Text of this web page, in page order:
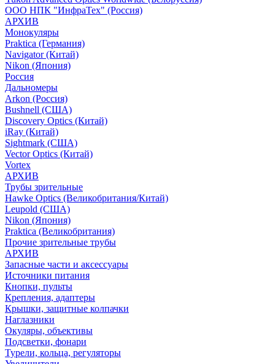
ООО НПК "ИнфраТех" (Россия)
АРХИВ
Монокуляры
Praktica (Германия)
Navigator (Китай)
Nikon (Япония)
Россия
Дальномеры
Arkon (Россия)
Bushnell (США)
Discovery Optics (Китай)
iRay (Китай)
Sightmark (США)
Vector Optics (Китай)
Vortex
АРХИВ
Трубы зрительные
Hawke Optics (Великобритания/Китай)
Leupold (США)
Nikon (Япония)
Praktica (Великобритания)
Прочие зрительные трубы
АРХИВ
Запасные части и аксессуары
Источники питания
Кнопки, пульты
Крепления, адаптеры
Крышки, защитные колпачки
Наглазники
Окуляры, объективы
Подсветки, фонари
Турели, кольца, регуляторы